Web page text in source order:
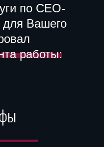
по СЕО-
для Вашего
работы: